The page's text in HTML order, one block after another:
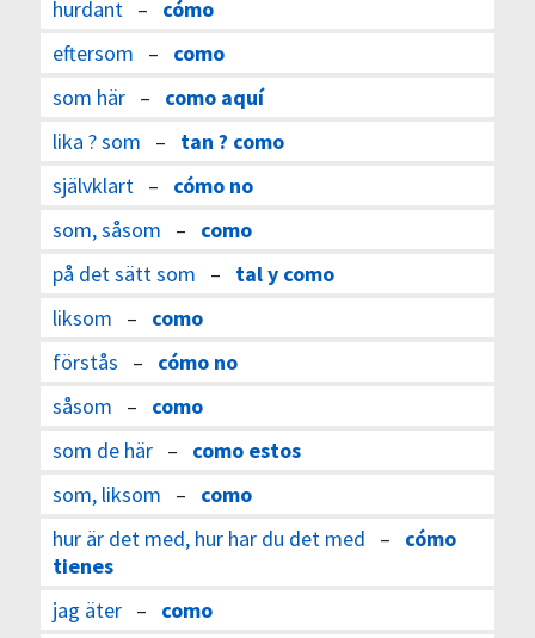
hurdant – cómo
eftersom – como
som här– como aquí
lika ? som – tan ? como
självklart – cómo no
som, såsom – como
på det sätt som – tal y como
liksom – como
förstås – cómo no
såsom – como
som de här– como estos
som, liksom – como
hur är det med, hur har du det med – cómo
tienes
jag äter– como